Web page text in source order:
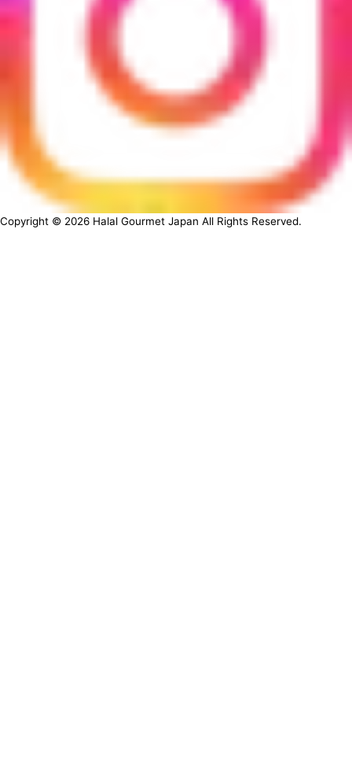
Copyright © 2026 Halal Gourmet Japan All Rights Reserved.